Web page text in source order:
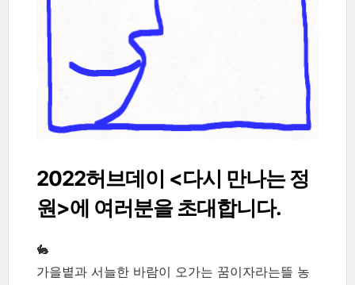
2022허브데이 <다시 만나는 정
원>에 여러분을 초대합니다.
🐇
가을볕과 서늘한 바람이 오가는 꿈이자라는뜰 농